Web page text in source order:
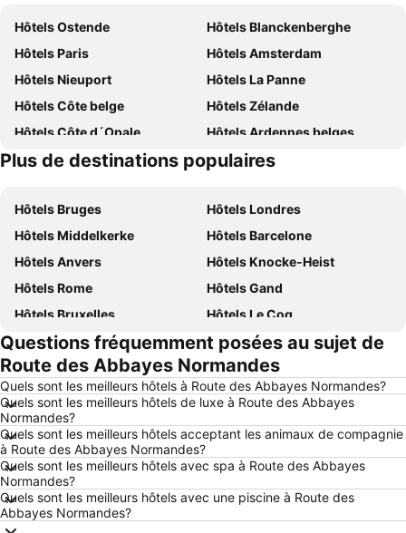
Hôtels Ostende
Hôtels Blanckenberghe
Hôtels Paris
Hôtels Amsterdam
Hôtels Nieuport
Hôtels La Panne
Hôtels Côte belge
Hôtels Zélande
Hôtels Côte d´Opale
Hôtels Ardennes belges
Hôtels Belgique
Hôtels Majorque
Plus de destinations populaires
Hôtels Bruges
Hôtels Londres
Hôtels Middelkerke
Hôtels Barcelone
Hôtels Anvers
Hôtels Knocke-Heist
Hôtels Rome
Hôtels Gand
Hôtels Bruxelles
Hôtels Le Coq
Hôtels Rotterdam
Hôtels Hasselt
Hôtels Le Touquet-Paris-Plage
Hôtels Durbuy
Hôtels Dunkerque
Hôtels Málaga
Hôtels Maastricht
Hôtels Boulogne-sur-Mer
Hôtels Luxembourg
Hôtels Espagne
Hôtels Ténérife
Hôtels France
Hôtels Ibiza
Hôtels Normandie
Hôtels Italie
Questions fréquemment posées au sujet de
Route des Abbayes Normandes
Quels sont les meilleurs hôtels à Route des Abbayes Normandes?
Quels sont les meilleurs hôtels de luxe à Route des Abbayes
Normandes?
Quels sont les meilleurs hôtels acceptant les animaux de compagnie
à Route des Abbayes Normandes?
Quels sont les meilleurs hôtels avec spa à Route des Abbayes
Normandes?
Quels sont les meilleurs hôtels avec une piscine à Route des
Abbayes Normandes?